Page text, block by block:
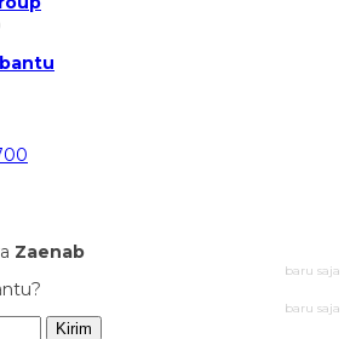
Zaenab
baru saja
baru saja
Kirim